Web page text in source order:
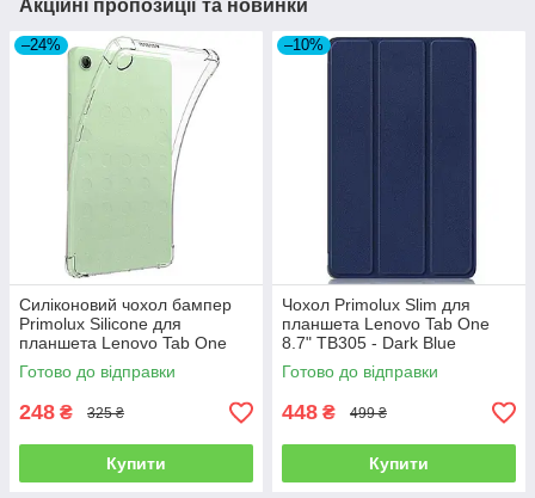
Акційні пропозиції та новинки
–24%
Силіконовий чохол бампер
Primolux Silicone для
планшета Lenovo Tab One
8.7" TB305 - Clear
Готово до відправки
248 ₴ 325 ₴
Купити
–10%
Чохол Primolux Slim для
планшета Lenovo Tab One
8.7" TB305 - Dark Blue
Готово до відправки
448 ₴ 499 ₴
Купити